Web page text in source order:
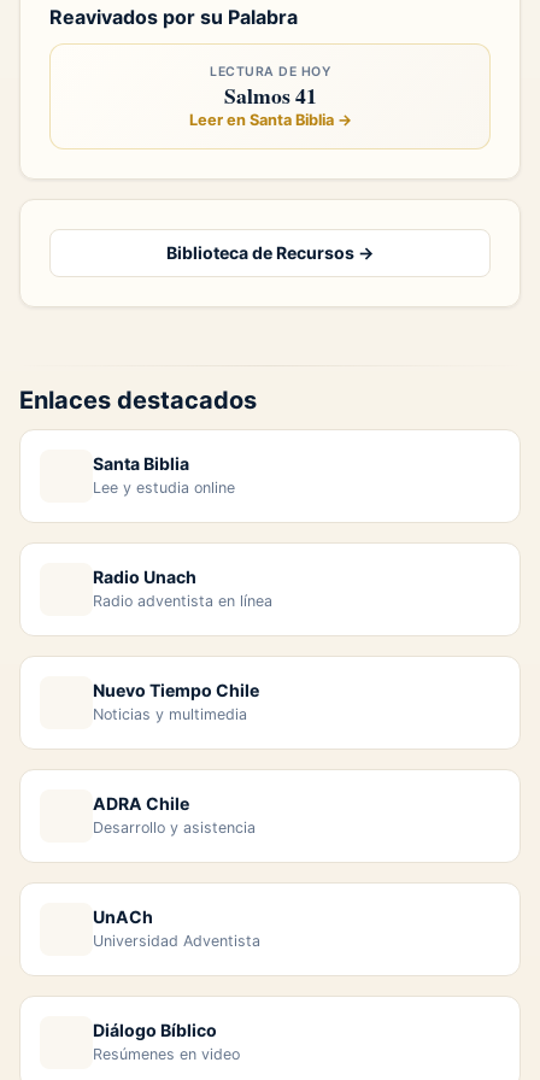
Reavivados por su Palabra
LECTURA DE HOY
Salmos 41
Leer en Santa Biblia →
Biblioteca de Recursos →
Enlaces destacados
Santa Biblia
Lee y estudia online
Radio Unach
Radio adventista en línea
Nuevo Tiempo Chile
Noticias y multimedia
ADRA Chile
Desarrollo y asistencia
UnACh
Universidad Adventista
Diálogo Bíblico
Resúmenes en video